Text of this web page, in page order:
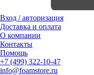
Вход / авторизация
Доставка и оплата
О компании
Контакты
Помощь
+7 (499) 322-10-47
info@foamstore.ru